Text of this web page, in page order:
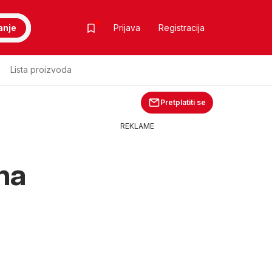
Prijava Registracija
Lista proizvoda
Pretplatiti se
REKLAME